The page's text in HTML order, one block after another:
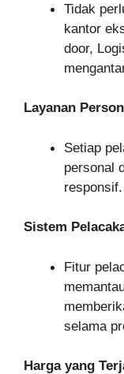
Tidak
kantor
door,
Layanan
Setiap
personal
responsif.
Sistem
Fitur
selama
Harga yang